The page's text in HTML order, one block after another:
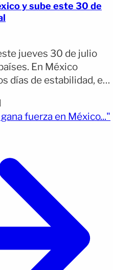
y sube este 30 de
jueves 30 de julio
En México
días de estabilidad, en
Dominicana
en la tasa oficial de
fuerza en México..."